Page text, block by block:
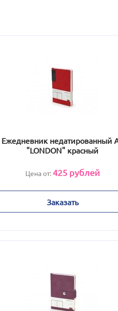
Ежедневник недатированный
"LONDON" красный
Цена от:425рублей
Заказать